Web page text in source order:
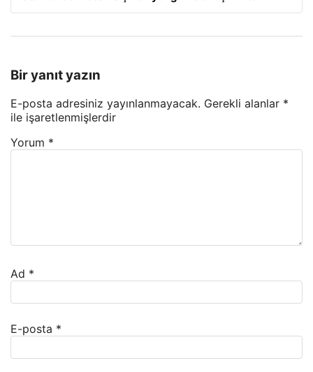
Bir yanıt yazın
E-posta adresiniz yayınlanmayacak. Gerekli alanlar *
ile işaretlenmişlerdir
Yorum *
Ad *
E-posta *